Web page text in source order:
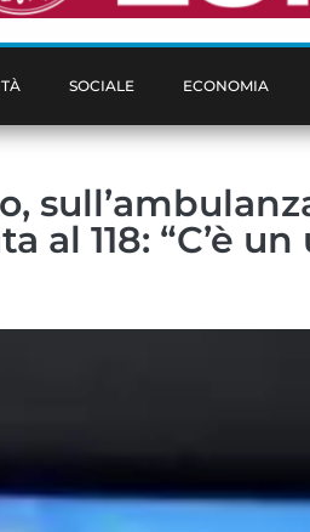
SOCIALE ECONOMIA
al 118: “C’è